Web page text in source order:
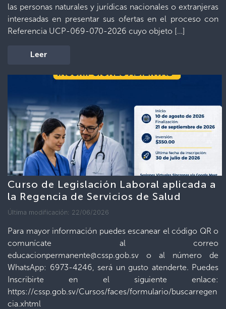
las personas naturales y jurídicas nacionales o extranjeras
interesadas en presentar sus ofertas en el proceso con
Referencia UCP-069-070-2026 cuyo objeto […]
Leer
Curso de Legislación Laboral aplicada a
la Regencia de Servicios de Salud
Última modificación: 22/06/2026
Para mayor información puedes escanear el código QR o
comunícate al correo
educacionpermanente@cssp.gob.sv o al número de
WhatsApp: 6973-4246, será un gusto atenderte. Puedes
Inscribirte en el siguiente enlace:
https://cssp.gob.sv/Cursos/faces/formulario/buscarregen
cia.xhtml